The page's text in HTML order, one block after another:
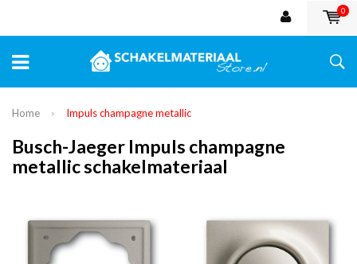
0
Home Impuls champagne metallic
Busch-Jaeger Impuls champagne
metallic schakelmateriaal